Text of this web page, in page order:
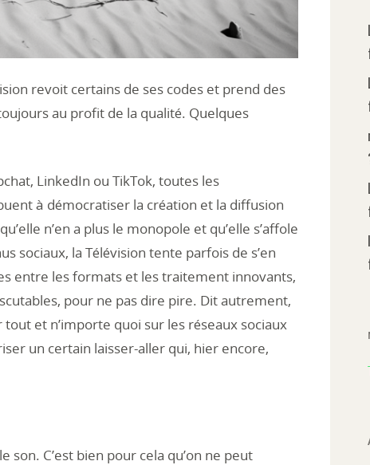
revoit certains de ses codes et prend des
au profit de la qualité. Quelques
LinkedIn ou TikTok, toutes les
à démocratiser la création et la diffusion
n’en a plus le monopole et qu’elle s’affole
sociaux, la Télévision tente parfois de s’en
entre les formats et les traitement innovants,
pour ne pas dire pire. Dit autrement,
et n’importe quoi sur les réseaux sociaux
un certain laisser-aller qui, hier encore,
son. C’est bien pour cela qu’on ne peut